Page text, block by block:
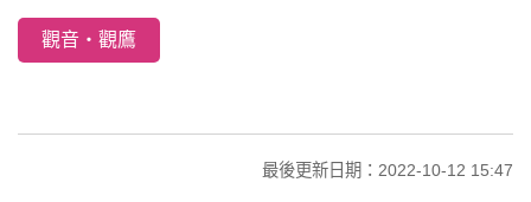
觀音‧觀鷹
最後更新日期：2022-10-12 15:47